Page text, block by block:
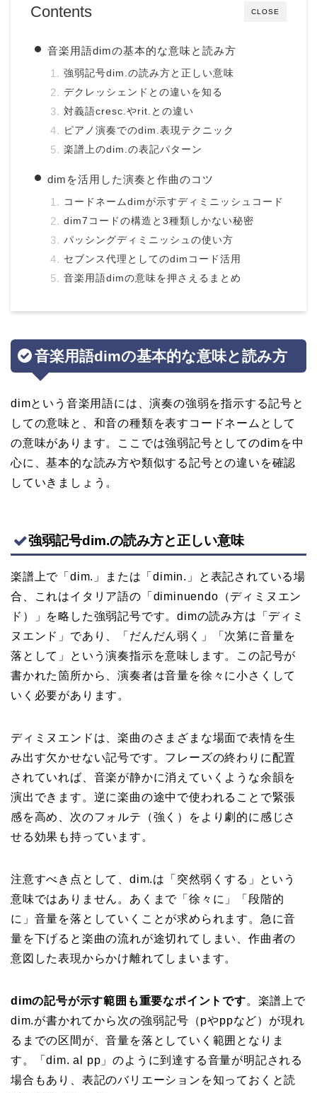
CLOSE
Contents
音楽用語dimの基本的な意味と読み方
強弱記号dim.の読み方と正しい意味
デクレッシェンドとの違いを知る
対義語cresc.やrit.との違い
ピアノ演奏でのdim.表現テクニック
楽譜上のdim.の表記パターン
dimを活用した演奏と作曲のコツ
コードネームdimが示すディミニッシュコード
dim7コードの構造と3種類しかない秘密
パッシングディミニッシュの使い方
セブンス代理としてのdimコード活用
音楽用語dimの意味を押さえるまとめ
音楽用語dimの基本的な意味と読み方
dimという音楽用語には、演奏の強弱を指示する記号と
しての意味と、和音の種類を表すコードネームとして
の意味があります。ここでは強弱記号としてのdimを中
心に、基本的な読み方や類似する記号との違いを確認
していきましょう。
強弱記号dim.の読み方と正しい意味
楽譜上で「dim.」または「dimin.」と表記されている場
合、これはイタリア語の「diminuendo（ディミヌエン
ド）」を略した強弱記号です。dimの読み方は「ディミ
ヌエンド」であり、「だんだん弱く」「次第に音量を
落として」という演奏指示を意味します。この記号が
書かれた箇所から、演奏者は音量を徐々に小さくして
いく必要があります。
ディミヌエンドは、楽曲のさまざまな場面で表情を生
み出す欠かせない記号です。フレーズの終わりに配置
されていれば、音楽が静かに消えていくような余韻を
演出できます。逆に楽曲の途中で使われることで緊張
感を高め、次のフォルテ（強く）をより劇的に感じさ
せる効果も持っています。
注意すべき点として、dim.は「突然弱くする」という
意味ではありません。あくまで「徐々に」「段階的
に」音量を落としていくことが求められます。急に音
量を下げると楽曲の流れが途切れてしまい、作曲者の
意図した表現からかけ離れてしまいます。
dimの記号が示す範囲も重要なポイントです。楽譜上で
dim.が書かれてから次の強弱記号（pやppなど）が現れ
るまでの区間が、音量を落としていく範囲となりま
す。「dim. al pp」のように到達する音量が明記される
場合もあり、表記のバリエーションを知っておくと読